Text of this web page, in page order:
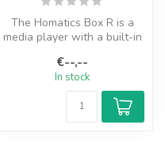
The Homatics Box R is a
media player with a built-in
me...
€--,--
In stock